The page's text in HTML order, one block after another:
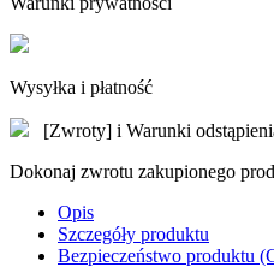
Wysyłka i płatność
[Zwroty] i Warunki
Dokonaj zwrotu zakupionego
Opis
Szczegóły produktu
Bezpieczeństwo produktu